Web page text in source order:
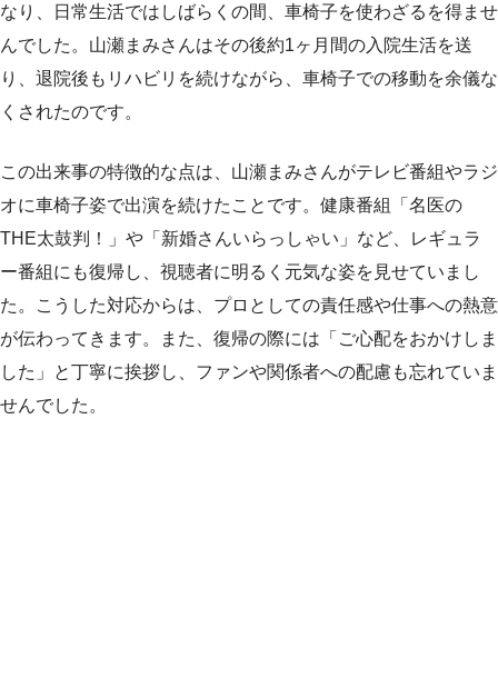
なり、日常生活ではしばらくの間、車椅子を使わざるを得ませ
んでした。山瀬まみさんはその後約1ヶ月間の入院生活を送
り、退院後もリハビリを続けながら、車椅子での移動を余儀な
くされたのです。
この出来事の特徴的な点は、山瀬まみさんがテレビ番組やラジ
オに車椅子姿で出演を続けたことです。健康番組「名医の
THE太鼓判！」や「新婚さんいらっしゃい」など、レギュラ
ー番組にも復帰し、視聴者に明るく元気な姿を見せていまし
た。こうした対応からは、プロとしての責任感や仕事への熱意
が伝わってきます。また、復帰の際には「ご心配をおかけしま
した」と丁寧に挨拶し、ファンや関係者への配慮も忘れていま
せんでした。